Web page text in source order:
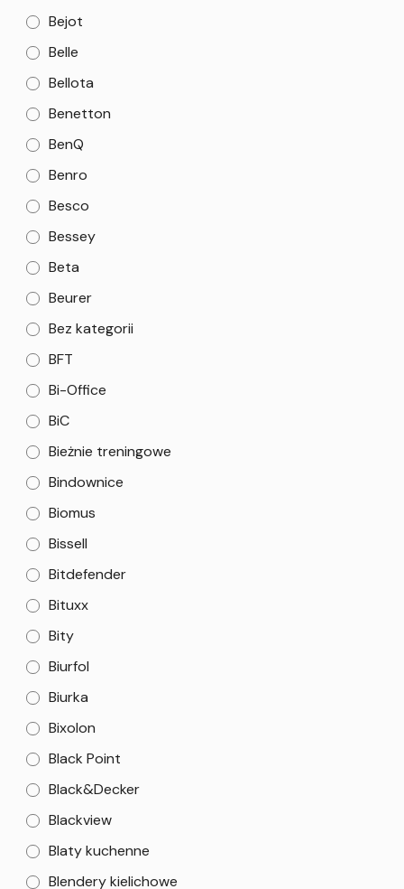
Bejot
Belle
Bellota
Benetton
BenQ
Benro
Besco
Bessey
Beta
Beurer
Bez kategorii
BFT
Bi-Office
BiC
Bieżnie treningowe
Bindownice
Biomus
Bissell
Bitdefender
Bituxx
Bity
Biurfol
Biurka
Bixolon
Black Point
Black&Decker
Blackview
Blaty kuchenne
Blendery kielichowe